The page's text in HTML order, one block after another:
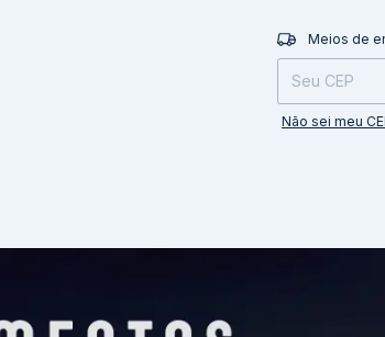
Entregas para o
Meios de
Não sei meu